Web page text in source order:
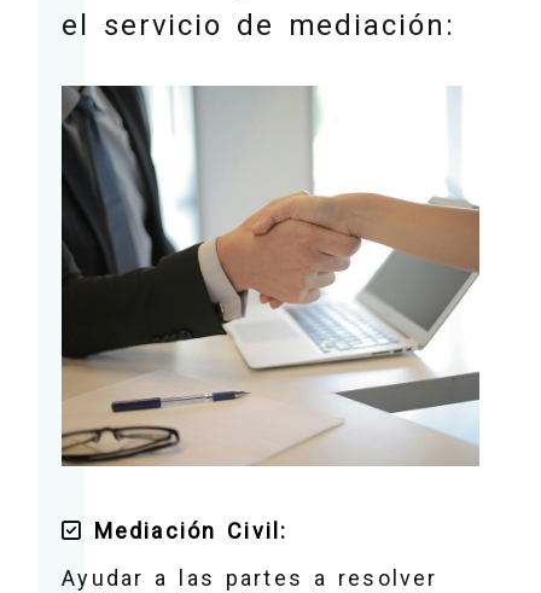
el servicio de mediación:
Mediación Civil:
Ayudar a las partes a resolver